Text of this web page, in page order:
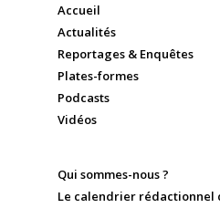
Accueil
Actualités
Reportages & Enquêtes
Plates-formes
Podcasts
Vidéos
Qui sommes-nous ?
Le calendrier rédactionnel